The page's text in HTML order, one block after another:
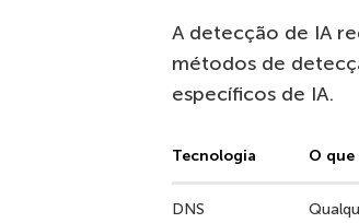
A detecção de IA
métodos de
específicos de IA.
Tecnologia O
DNS